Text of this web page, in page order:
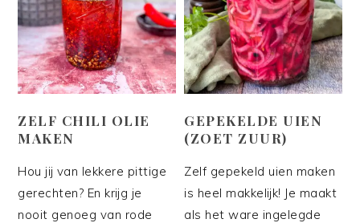
ZELF CHILI OLIE
MAKEN
Hou jij van lekkere pittige
gerechten? En krijg je
nooit genoeg van rode
GEPEKELDE UIEN
(ZOET ZUUR)
Zelf gepekeld uien maken
is heel makkelijk! Je maakt
als het ware ingelegde